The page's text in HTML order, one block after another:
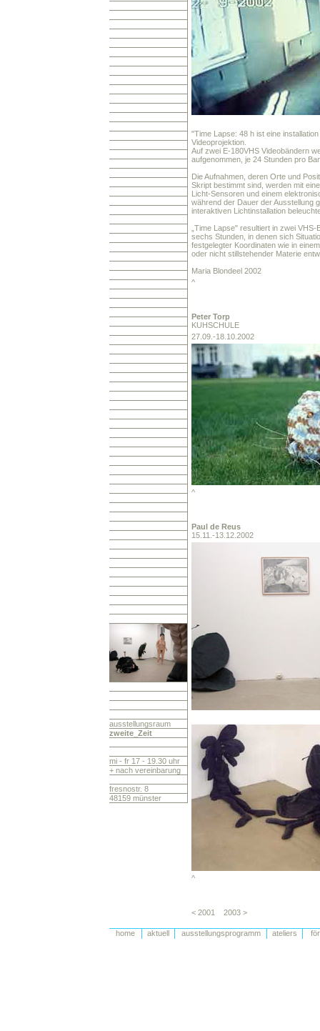
ausstellungsraum
zweite_Zeit
mi - fr 17 - 19.30 uhr
+ nach vereinbarung
fresnostr. 8
48159 münster
"Time Lapse: 48 h ist eine
Videoprojektion.
Auf zwei E-180VHS Videobändern
aufgenommen, je 24 Stunden pro
Die Aufnahmen, deren Orte und
Skript bestimmt sind, werden mit
Licht-Sensoren und einem
während der Dauer der Ausstellung
interaktiven Lichtinstallation
„Time Lapse" resultiert in zwei
sechs Stunden, in denen sich
festgelegter Koordinaten wie in
oder nicht stillstehender Materie
Maria Blondeel 2002
^
Peter Torp
KUHSCHULE
27.09.-18.10.2002
^
Paul de Reus
15.11.-13.12.2002
^
< 2001 2003 >
home aktuell ausstellungsprogramm ateliers